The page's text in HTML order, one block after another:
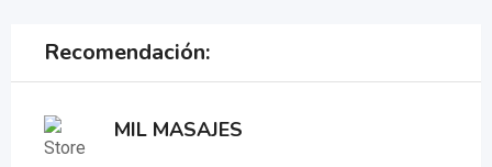
Recomendación:
MIL MASAJES